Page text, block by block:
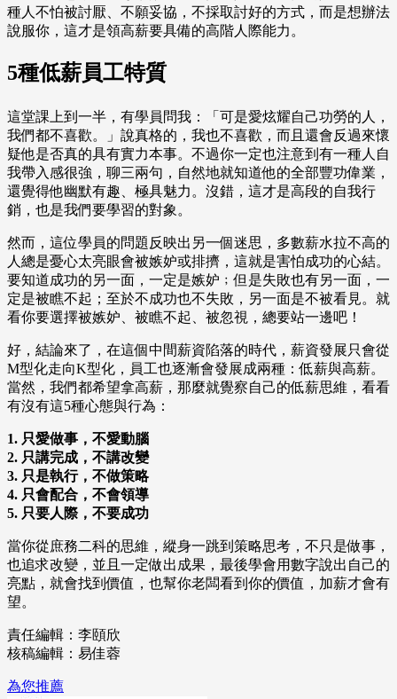
種人不怕被討厭、不願妥協，不採取討好的方式，而是想辦法
說服你，這才是領高薪要具備的高階人際能力。
5種低薪員工特質
這堂課上到一半，有學員問我：「可是愛炫耀自己功勞的人，
我們都不喜歡。」說真格的，我也不喜歡，而且還會反過來懷
疑他是否真的具有實力本事。不過你一定也注意到有一種人自
我帶入感很強，聊三兩句，自然地就知道他的全部豐功偉業，
還覺得他幽默有趣、極具魅力。沒錯，這才是高段的自我行
銷，也是我們要學習的對象。
然而，這位學員的問題反映出另一個迷思，多數薪水拉不高的
人總是憂心太亮眼會被嫉妒或排擠，這就是害怕成功的心結。
要知道成功的另一面，一定是嫉妒﹔但是失敗也有另一面，一
定是被瞧不起；至於不成功也不失敗，另一面是不被看見。就
看你要選擇被嫉妒、被瞧不起、被忽視，總要站一邊吧！
好，結論來了，在這個中間薪資陷落的時代，薪資發展只會從
M型化走向K型化，員工也逐漸會發展成兩種：低薪與高薪。
當然，我們都希望拿高薪，那麼就覺察自己的低薪思維，看看
有沒有這5種心態與行為：
1. 只愛做事，不愛動腦
2. 只講完成，不講改變
3. 只是執行，不做策略
4. 只會配合，不會領導
5. 只要人際，不要成功
當你從庶務二科的思維，縱身一跳到策略思考，不只是做事，
也追求改變，並且一定做出成果，最後學會用數字說出自己的
亮點，就會找到價值，也幫你老闆看到你的價值，加薪才會有
望。
責任編輯：李頤欣
核稿編輯：易佳蓉
為您推薦